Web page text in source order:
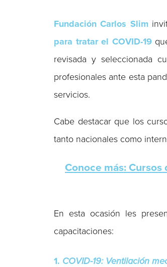
Fundación Carlos Slim
para tratar el COVID-19
revisada y seleccionada
profesionales ante esta
servicios.
Cabe destacar que los
tanto nacionales como
Conoce más:
En esta ocasión les
capacitaciones:
1. COVID-19: Ventilación